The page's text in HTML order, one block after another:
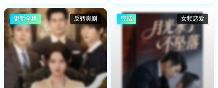
反转爽剧
更新全集 女频恋爱
完结